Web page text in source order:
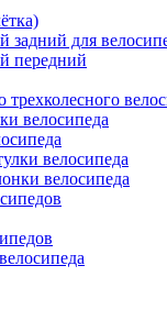
задний для
передний
велосипеда
велосипеда
велосипеда